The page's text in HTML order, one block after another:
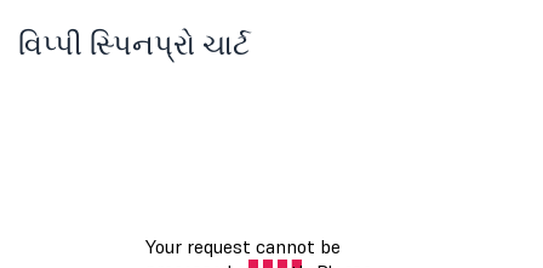
વિપ્પી સ્પિનપ્રો ચાર્ટ